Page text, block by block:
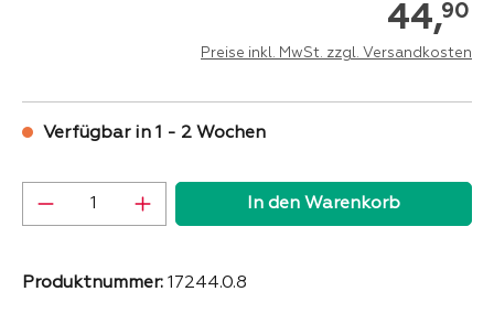
44,90
Preise inkl. MwSt. zzgl. Versandkosten
Verfügbar in 1 - 2 Wochen
Produkt Anzahl: Gib den gewünschten
In den Warenkorb
Produktnummer: 17244.0.8